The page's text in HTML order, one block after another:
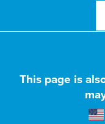
This page is